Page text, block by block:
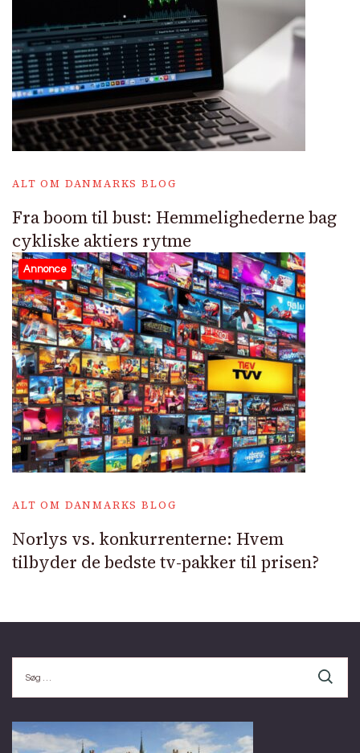
ALT OM DANMARKS BLOG
Fra boom til bust: Hemmelighederne bag
cykliske aktiers rytme
Annonce
ALT OM DANMARKS BLOG
Norlys vs. konkurrenterne: Hvem
tilbyder de bedste tv-pakker til prisen?
efter: